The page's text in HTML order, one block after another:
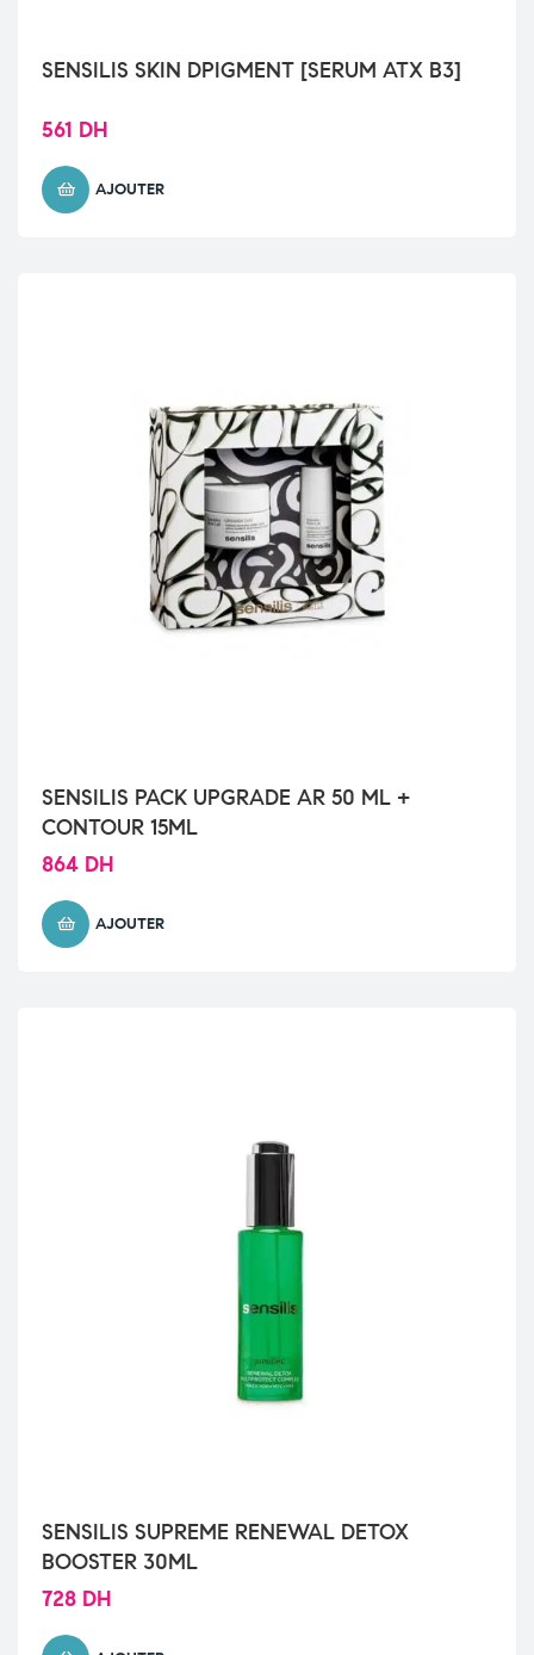
SENSILIS SKIN DPIGMENT [SERUM ATX B3]
561 DH
AJOUTER
SENSILIS PACK UPGRADE AR 50 ML +
CONTOUR 15ML
864 DH
AJOUTER
SENSILIS SUPREME RENEWAL DETOX
BOOSTER 30ML
728 DH